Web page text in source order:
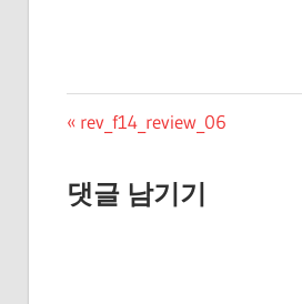
글
색
Previous
rev_f14_review_06
댓글 남기기